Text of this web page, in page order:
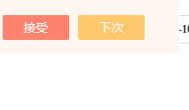
下一篇： 美国NASON传感器SM-8A-